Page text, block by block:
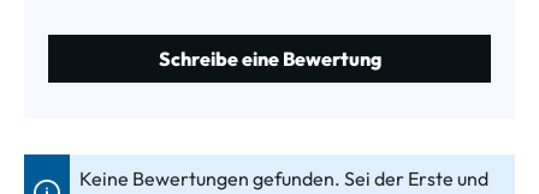
Schreibe eine Bewertung
Keine Bewertungen gefunden. Sei der Erste und